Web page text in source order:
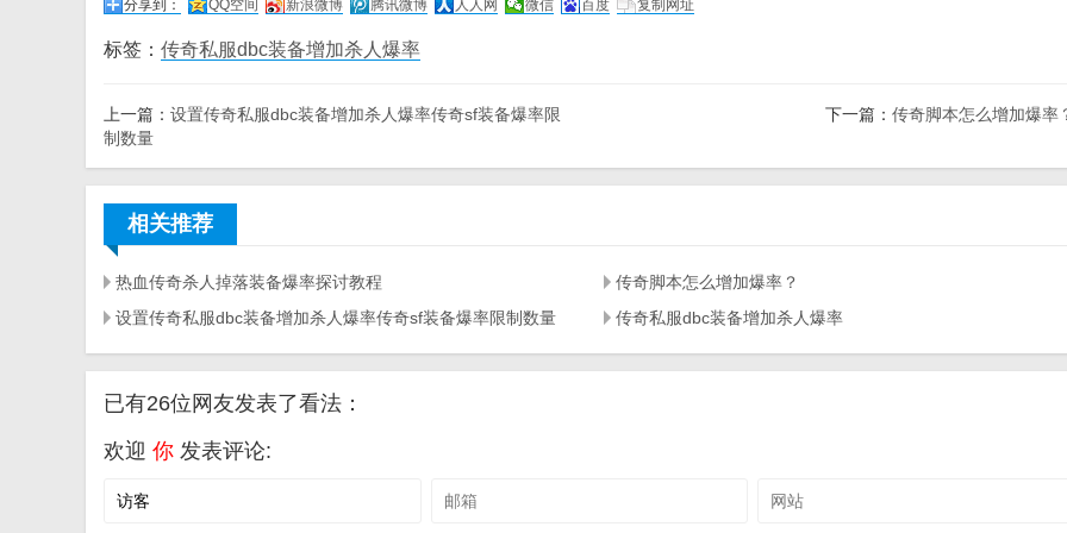
分享到： QQ空间 新浪微博 腾讯微博 人人网 微信 百度 复制网址
标签： 传奇私服dbc装备增加杀人爆率
上一篇： 设置传奇私服dbc装备增加杀人爆率传奇sf装备爆率限
制数量
下一篇： 传奇脚本怎么增加爆率
相关推荐
热血传奇杀人掉落装备爆率探讨教程
传奇脚本怎么增加爆率？
设置传奇私服dbc装备增加杀人爆率传奇sf装备爆率限制数量
传奇私服dbc装备增加杀人爆率
已有26位网友发表了看法：
欢迎 你 发表评论: